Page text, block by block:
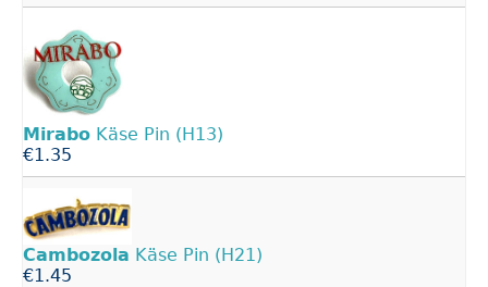
Mirabo Käse Pin (H13)
€1.35
Cambozola Käse Pin (H21)
€1.45